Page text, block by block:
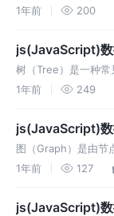
态分配内存的区域。
（Stack），堆的大
据需要动态扩展。
1年前 200
js(JavaScript)数
树（Tree）是一种
（Node）和边（
子节点，但只有一个
的一个重要特点是没
1年前 249
js(JavaScript)
（Graph）
图（Graph）是由节
于表示各种不同实体
1年前 127
js(JavaScript)